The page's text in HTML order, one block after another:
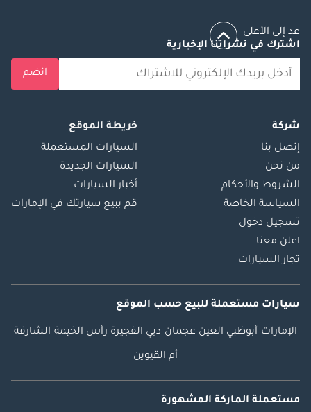
عد إلى الأعلى
اشترك في نشراتنا الإخبارية
انضم
شركة
إتصل بنا
من نحن
الشروط والأحكام
السياسة الخاصة
تسجيل دخول
اعلن معنا
تجار السيارات
خريطة الموقع
السيارات المستعملة
السيارات الجديدة
أخبار السيارات
قم ببيع سيارتك في الإمارات
سيارات مستعملة للبيع حسب الموقع
الإمارات أبوظبي العين عجمان دبي الفجيرة رأس الخيمة الشارقة
أم القيوين
مستعملة الماركة المشهورة